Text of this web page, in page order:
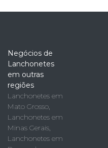
Negócios de
Lanchonetes
em outras
regiões
Lanchonetes em
Mato Grosso,
Lanchonetes em
Minas Gerais,
Lanchonetes em